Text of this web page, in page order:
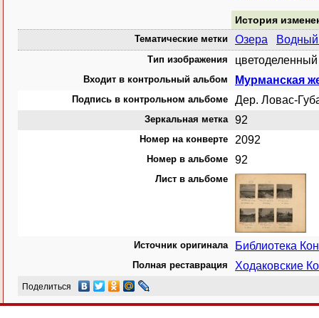
История
Тематические метки Озера Водный
Тип изображения
Входит в контрольный альбом Мурманская
Подпись в контрольном альбоме Дер. Ловас-
Зеркальная метка 92
Номер на конверте 2092
Номер в альбоме 92
Лист в альбоме
Источник оригинала Библиотека
Полная реставрация Ходаковские
Поделиться